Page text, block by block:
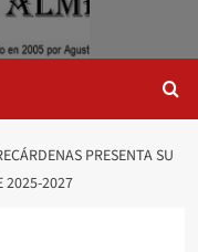
PRESENTA SU
2025-2027